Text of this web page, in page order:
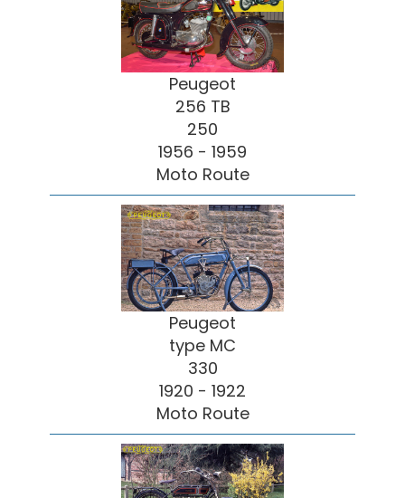
Peugeot
256 TB
250
1956 - 1959
Moto Route
Peugeot
type MC
330
1920 - 1922
Moto Route